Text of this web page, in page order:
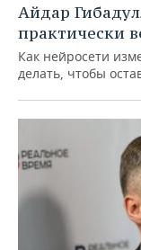
Айдар
практически
Как нейросети
делать, чтобы